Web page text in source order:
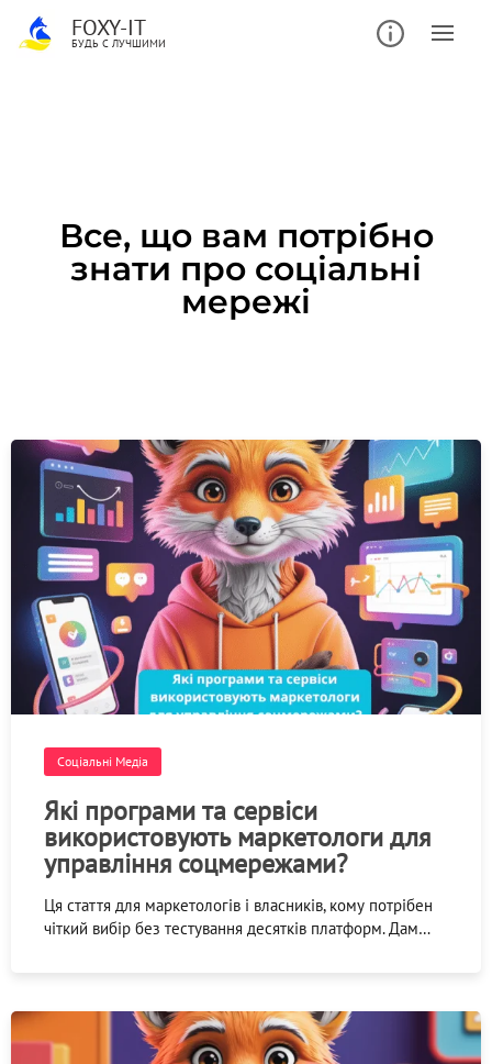
FOXY-IT
БУДЬ С ЛУЧШИМИ
Все, що вам потрібно
знати про соціальні
мережі
Соціальні Медіа
Які програми та сервіси
використовують маркетологи для
управління соцмережами?
Ця стаття для маркетологів і власників, кому потрібен
чіткий вибір без тестування десятків платформ. Дам…